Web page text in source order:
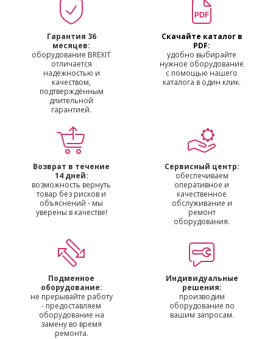
Гарантия 36
месяцев:
оборудование BREXIT
отличается
надёжностью и
качеством,
подтверждённым
длительной
гарантией.
Скачайте каталог в
PDF:
удобно выбирайте
нужное оборудование
с помощью нашего
каталога в один клик.
Возврат в течение
14 дней:
возможность вернуть
товар без рисков и
объяснений - мы
уверены в качестве!
Сервисный центр:
обеспечиваем
оперативное и
качественное
обслуживание и
ремонт
оборудования.
Подменное
оборудование:
не прерывайте работу
- предоставляем
оборудование на
замену во время
ремонта.
Индивидуальные
решения:
производим
оборудование по
вашим запросам.